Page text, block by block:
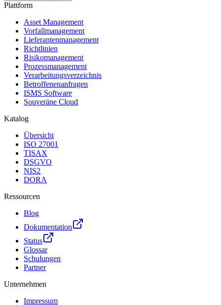
Plattform
Asset Management
Vorfallmanagement
Lieferantenmanagement
Richtlinien
Risikomanagement
Prozessmanagement
Verarbeitungsverzeichnis
Betroffenenanfragen
ISMS Software
Souveräne Cloud
Katalog
Übersicht
ISO 27001
TISAX
DSGVO
NIS2
DORA
Ressourcen
Blog
Dokumentation
Status
Glossar
Schulungen
Partner
Unternehmen
Impressum